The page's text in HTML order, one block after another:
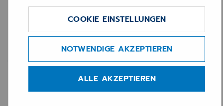
Brother HL-L5100DN –
S/W-Laserdrucker für
Apotheken | A4, Duplex,
LAN, schnell & robust
COOKIE EINSTELLUNGEN
NOTWENDIGE AKZEPTIEREN
ALLE AKZEPTIEREN